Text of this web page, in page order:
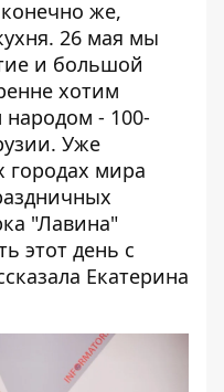
же,
26 мая мы
и большой
хотим
народом - 100-
Уже
городах мира
"Лавина"
этот день с
Екатерина